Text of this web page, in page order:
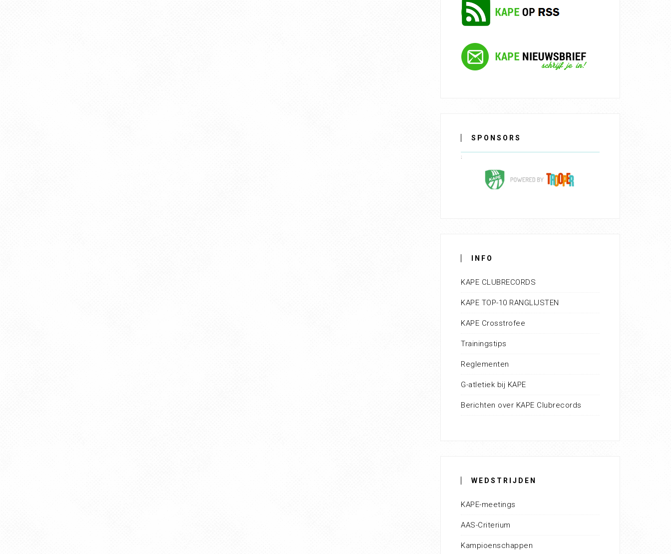
SPONSORS
INFO
KAPE CLUBRECORDS
KAPE TOP-10 RANGLIJSTEN
KAPE Crosstrofee
Trainingstips
Reglementen
G-atletiek bij KAPE
Berichten over KAPE Clubrecords
WEDSTRIJDEN
KAPE-meetings
AAS-Criterium
Kampioenschappen